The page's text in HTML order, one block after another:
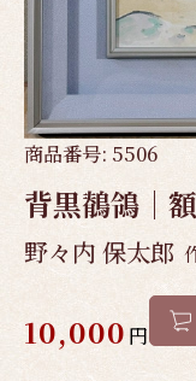
商品番号: 5506
背黒鶺鴒｜
野々内 保太郎
10,000 円